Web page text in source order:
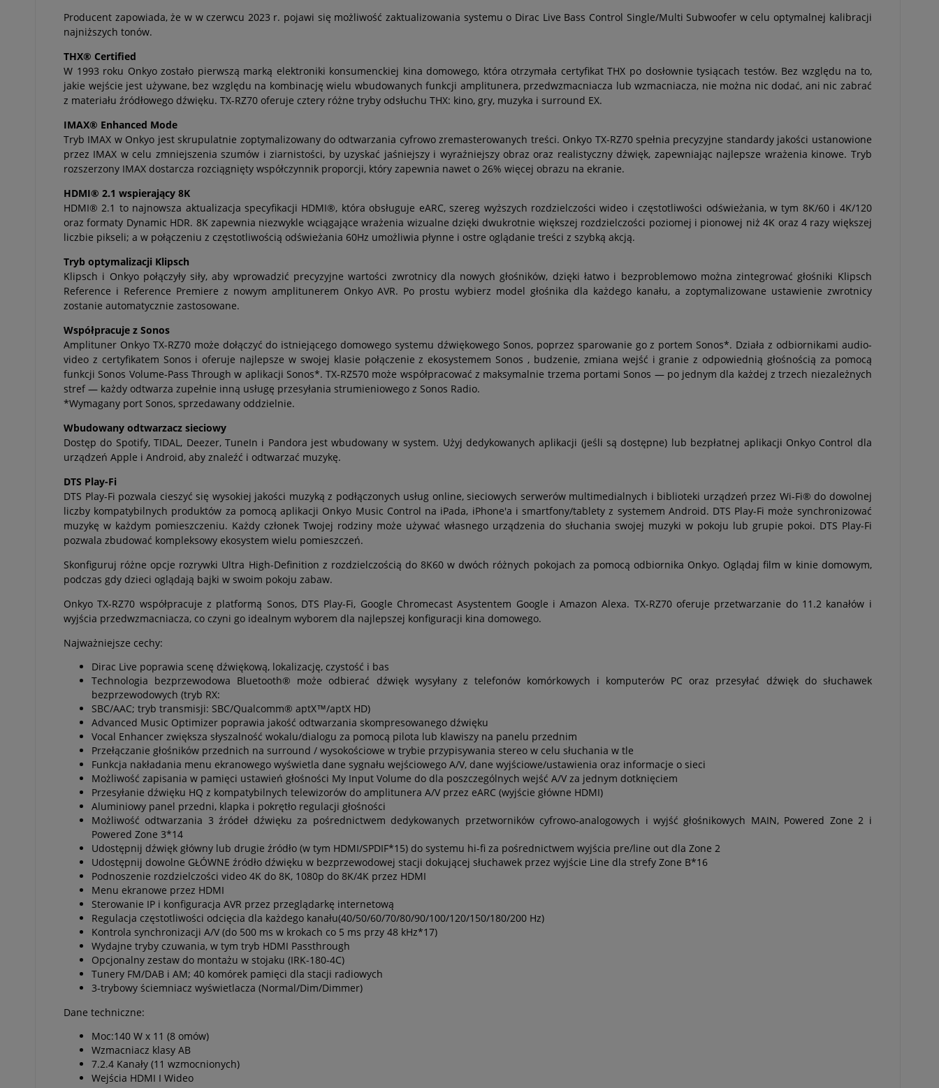
Producent zapowiada, że w w czerwcu 2023 r. pojawi się możliwość zaktualizowania systemu o Dirac Live Bass Control Single/Multi Subwoofer w celu optymalnej kalibracji
najniższych tonów.
THX® Certified
W 1993 roku Onkyo zostało pierwszą marką elektroniki konsumenckiej kina domowego, która otrzymała certyfikat THX po dosłownie tysiącach testów. Bez względu na to,
jakie wejście jest używane, bez względu na kombinację wielu wbudowanych funkcji amplitunera, przedwzmacniacza lub wzmacniacza, nie można nic dodać, ani nic zabrać
z materiału źródłowego dźwięku. TX-RZ70 oferuje cztery różne tryby odsłuchu THX: kino, gry, muzyka i surround EX.
IMAX® Enhanced Mode
Tryb IMAX w Onkyo jest skrupulatnie zoptymalizowany do odtwarzania cyfrowo zremasterowanych treści. Onkyo TX-RZ70 spełnia precyzyjne standardy jakości ustanowione
przez IMAX w celu zmniejszenia szumów i ziarnistości, by uzyskać jaśniejszy i wyraźniejszy obraz oraz realistyczny dźwięk, zapewniając najlepsze wrażenia kinowe. Tryb
rozszerzony IMAX dostarcza rozciągnięty współczynnik proporcji, który zapewnia nawet o 26% więcej obrazu na ekranie.
HDMI® 2.1 wspierający 8K
HDMI® 2.1 to najnowsza aktualizacja specyfikacji HDMI®, która obsługuje eARC, szereg wyższych rozdzielczości wideo i częstotliwości odświeżania, w tym 8K/60 i 4K/120
oraz formaty Dynamic HDR. 8K zapewnia niezwykle wciągające wrażenia wizualne dzięki dwukrotnie większej rozdzielczości poziomej i pionowej niż 4K oraz 4 razy większej
liczbie pikseli; a w połączeniu z częstotliwością odświeżania 60Hz umożliwia płynne i ostre oglądanie treści z szybką akcją.
Tryb optymalizacji Klipsch
Klipsch i Onkyo połączyły siły, aby wprowadzić precyzyjne wartości zwrotnicy dla nowych głośników, dzięki łatwo i bezproblemowo można zintegrować głośniki Klipsch
Reference i Reference Premiere z nowym amplitunerem Onkyo AVR. Po prostu wybierz model głośnika dla każdego kanału, a zoptymalizowane ustawienie zwrotnicy
zostanie automatycznie zastosowane.
Współpracuje z Sonos
Amplituner Onkyo TX-RZ70 może dołączyć do istniejącego domowego systemu dźwiękowego Sonos, poprzez sparowanie go z portem Sonos*. Działa z odbiornikami audio-
video z certyfikatem Sonos i oferuje najlepsze w swojej klasie połączenie z ekosystemem Sonos , budzenie, zmiana wejść i granie z odpowiednią głośnością za pomocą
funkcji Sonos Volume-Pass Through w aplikacji Sonos*. TX-RZ570 może współpracować z maksymalnie trzema portami Sonos — po jednym dla każdej z trzech niezależnych
stref — każdy odtwarza zupełnie inną usługę przesyłania strumieniowego z Sonos Radio.
*Wymagany port Sonos, sprzedawany oddzielnie.
Wbudowany odtwarzacz sieciowy
Dostęp do Spotify, TIDAL, Deezer, TuneIn i Pandora jest wbudowany w system. Użyj dedykowanych aplikacji (jeśli są dostępne) lub bezpłatnej aplikacji Onkyo Control dla
urządzeń Apple i Android, aby znaleźć i odtwarzać muzykę.
DTS Play-Fi
DTS Play-Fi pozwala cieszyć się wysokiej jakości muzyką z podłączonych usług online, sieciowych serwerów multimedialnych i biblioteki urządzeń przez Wi-Fi® do dowolnej
liczby kompatybilnych produktów za pomocą aplikacji Onkyo Music Control na iPada, iPhone'a i smartfony/tablety z systemem Android. DTS Play-Fi może synchronizować
muzykę w każdym pomieszczeniu. Każdy członek Twojej rodziny może używać własnego urządzenia do słuchania swojej muzyki w pokoju lub grupie pokoi. DTS Play-Fi
pozwala zbudować kompleksowy ekosystem wielu pomieszczeń.
Skonfiguruj różne opcje rozrywki Ultra High-Definition z rozdzielczością do 8K60 w dwóch różnych pokojach za pomocą odbiornika Onkyo. Oglądaj film w kinie domowym,
podczas gdy dzieci oglądają bajki w swoim pokoju zabaw.
Onkyo TX-RZ70 współpracuje z platformą Sonos, DTS Play-Fi, Google Chromecast Asystentem Google i Amazon Alexa. TX-RZ70 oferuje przetwarzanie do 11.2 kanałów i
wyjścia przedwzmacniacza, co czyni go idealnym wyborem dla najlepszej konfiguracji kina domowego.
Najważniejsze cechy:
Dirac Live poprawia scenę dźwiękową, lokalizację, czystość i bas
Technologia bezprzewodowa Bluetooth® może odbierać dźwięk wysyłany z telefonów komórkowych i komputerów PC oraz przesyłać dźwięk do słuchawek
bezprzewodowych (tryb RX:
SBC/AAC; tryb transmisji: SBC/Qualcomm® aptX™/aptX HD)
Advanced Music Optimizer poprawia jakość odtwarzania skompresowanego dźwięku
Vocal Enhancer zwiększa słyszalność wokalu/dialogu za pomocą pilota lub klawiszy na panelu przednim
Przełączanie głośników przednich na surround / wysokościowe w trybie przypisywania stereo w celu słuchania w tle
Funkcja nakładania menu ekranowego wyświetla dane sygnału wejściowego A/V, dane wyjściowe/ustawienia oraz informacje o sieci
Możliwość zapisania w pamięci ustawień głośności My Input Volume do dla poszczególnych wejść A/V za jednym dotknięciem
Przesyłanie dźwięku HQ z kompatybilnych telewizorów do amplitunera A/V przez eARC (wyjście główne HDMI)
Aluminiowy panel przedni, klapka i pokrętło regulacji głośności
Możliwość odtwarzania 3 źródeł dźwięku za pośrednictwem dedykowanych przetworników cyfrowo-analogowych i wyjść głośnikowych MAIN, Powered Zone 2 i
Powered Zone 3*14
Udostępnij dźwięk główny lub drugie źródło (w tym HDMI/SPDIF*15) do systemu hi-fi za pośrednictwem wyjścia pre/line out dla Zone 2
Udostępnij dowolne GŁÓWNE źródło dźwięku w bezprzewodowej stacji dokującej słuchawek przez wyjście Line dla strefy Zone B*16
Podnoszenie rozdzielczości video 4K do 8K, 1080p do 8K/4K przez HDMI
Menu ekranowe przez HDMI
Sterowanie IP i konfiguracja AVR przez przeglądarkę internetową
Regulacja częstotliwości odcięcia dla każdego kanału(40/50/60/70/80/90/100/120/150/180/200 Hz)
Kontrola synchronizacji A/V (do 500 ms w krokach co 5 ms przy 48 kHz*17)
Wydajne tryby czuwania, w tym tryb HDMI Passthrough
Opcjonalny zestaw do montażu w stojaku (IRK-180-4C)
Tunery FM/DAB i AM; 40 komórek pamięci dla stacji radiowych
3-trybowy ściemniacz wyświetlacza (Normal/Dim/Dimmer)
Dane techniczne:
Moc:140 W x 11 (8 omów)
Wzmacniacz klasy AB
7.2.4 Kanały (11 wzmocnionych)
Wejścia HDMI I Wideo